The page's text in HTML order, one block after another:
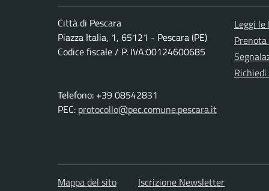
Città di Pescara
Piazza Italia, 1, 65121 - Pescara (PE)
Codice fiscale / P. IVA:00124600685
Telefono: +39 08542831
PEC: protocollo@pec.comune.pescara.it
Leggi le
Mappa del sito Iscrizione Newsletter